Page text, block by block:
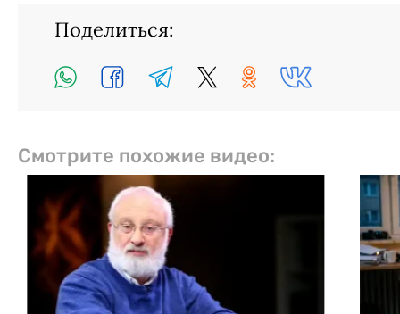
Поделиться:
Смотрите похожие видео: